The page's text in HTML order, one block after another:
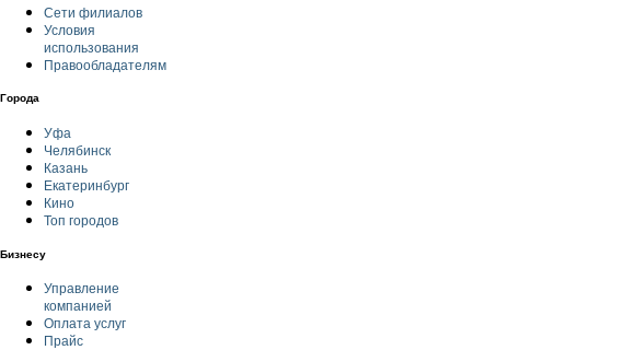
Сети филиалов
Условия
использования
Правообладателям
Города
Уфа
Челябинск
Казань
Екатеринбург
Кино
Топ городов
Бизнесу
Управление
компанией
Оплата услуг
Прайс